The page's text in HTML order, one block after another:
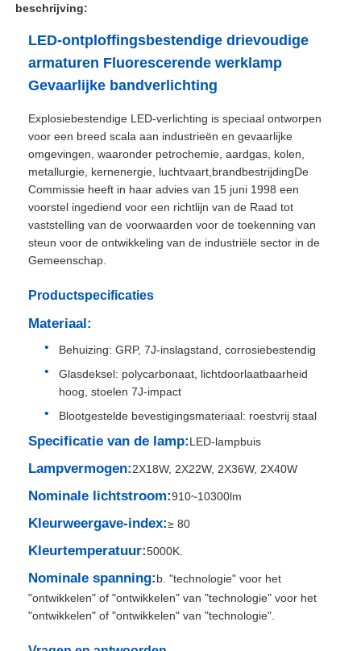
Thuis
Producten
Kwaliteitscontrole
Contacteer ons
Vraag een offerte aan
Explosiebestendig Alarmlicht
explosieveilige ventilator
beschrijving:
LED-ontploffingsbestendige drievoudige
armaturen Fluorescerende werklamp
Gevaarlijke bandverlichting
Explosiebestendige LED-verlichting is speciaal ontworpen
voor een breed scala aan industrieën en gevaarlijke
omgevingen, waaronder petrochemie, aardgas, kolen,
metallurgie, kernenergie, luchtvaart,brandbestrijdingDe
Commissie heeft in haar advies van 15 juni 1998 een
voorstel ingediend voor een richtlijn van de Raad tot
vaststelling van de voorwaarden voor de toekenning van
steun voor de ontwikkeling van de industriële sector in de
Gemeenschap.
Productspecificaties
Materiaal:
Behuizing: GRP, 7J-inslagstand, corrosiebestendig
Glasdeksel: polycarbonaat, lichtdoorlaatbaarheid
hoog, stoelen 7J-impact
Blootgestelde bevestigingsmateriaal: roestvrij staal
Specificatie van de lamp:LED-lampbuis
Lampvermogen:2X18W, 2X22W, 2X36W, 2X40W
Nominale lichtstroom:910~10300lm
Kleurweergave-index:≥ 80
Kleurtemperatuur:5000K.
Nominale spanning:b. "technologie" voor het
"ontwikkelen" of "ontwikkelen" van "technologie" voor het
"ontwikkelen" of "ontwikkelen" van "technologie".